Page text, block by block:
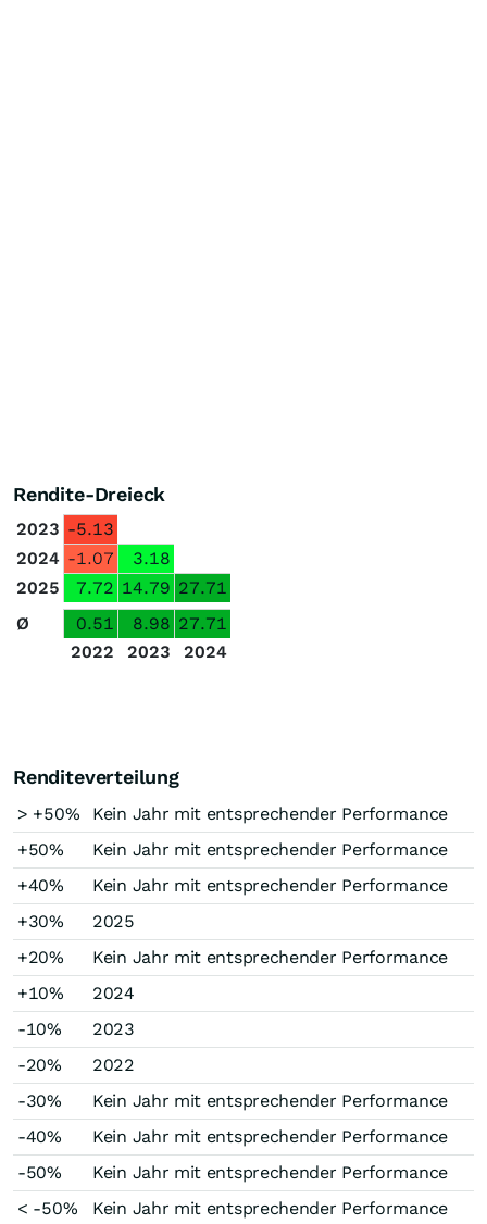
Rendite-Dreieck
2023 -5.13
2024 -1.07
3.18
2025
7.72 14.79 27.71
Ø
0.51 8.98 27.71
2022
2023 2024
Renditeverteilung
> +50%
Kein Jahr mit entsprechender Performance
+50%
Kein Jahr mit entsprechender Performance
+40%
Kein Jahr mit entsprechender Performance
+30%
2025
+20%
Kein Jahr mit entsprechender Performance
+10%
2024
-10%
2023
-20%
2022
-30%
Kein Jahr mit entsprechender Performance
-40%
Kein Jahr mit entsprechender Performance
-50%
Kein Jahr mit entsprechender Performance
< -50%
Kein Jahr mit entsprechender Performance